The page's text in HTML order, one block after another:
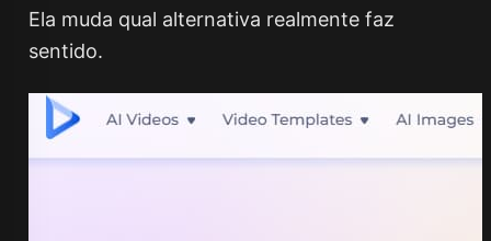
Ela muda qual alternativa realmente faz
sentido.